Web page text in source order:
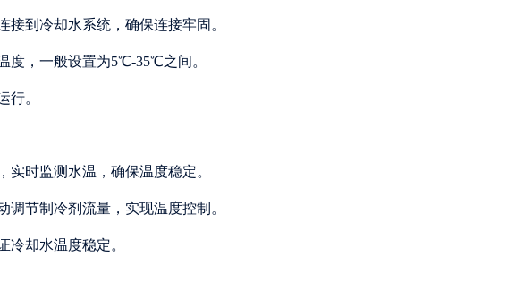
接到冷却水系统，确保连接牢固。
度，一般设置为5℃-35℃之间。
行。
实时监测水温，确保温度稳定。
调节制冷剂流量，实现温度控制。
冷却水温度稳定。